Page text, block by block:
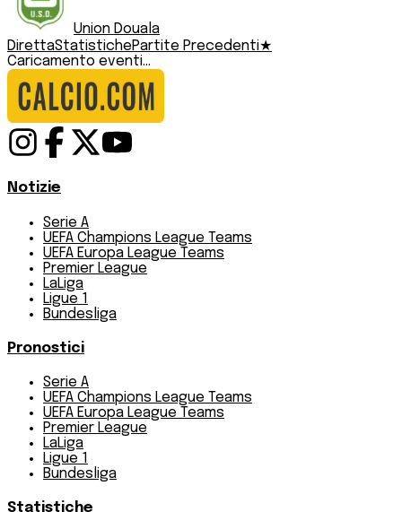
Union Douala
DirettaStatistichePartite Precedenti★
Caricamento eventi...
Notizie
Serie A
UEFA Champions League Teams
UEFA Europa League Teams
Premier League
LaLiga
Ligue 1
Bundesliga
Pronostici
Serie A
UEFA Champions League Teams
UEFA Europa League Teams
Premier League
LaLiga
Ligue 1
Bundesliga
Statistiche